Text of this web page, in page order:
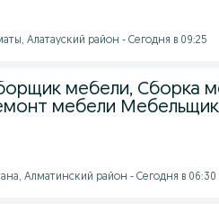
Алатауский район - Сегодня в 09:25
мебели, Сборка
мебели Мебельщик
Алматинский район - Сегодня в 06:30